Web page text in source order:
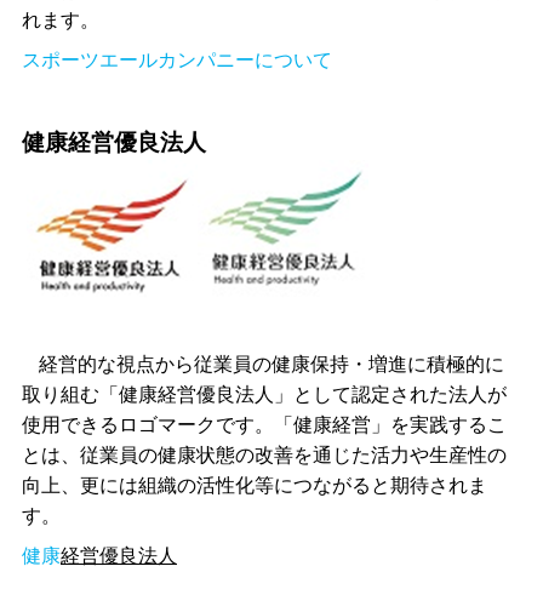
れます。
スポーツエールカンパニーについて
健康経営優良法人
経営的な視点から従業員の健康保持・増進に積極的に
取り組む「健康経営優良法人」として認定された法人が
使用できるロゴマークです。「健康経営」を実践するこ
とは、従業員の健康状態の改善を通じた活力や生産性の
向上、更には組織の活性化等につながると期待されま
す。
健康経営優良法人